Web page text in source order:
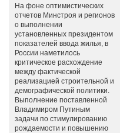
На фоне оптимистических
отчетов Минстроя и регионов
о выполнении
установленных президентом
показателей ввода жилья, в
России наметилось
критическое расхождение
между фактической
реализацией строительной и
демографической политики.
Выполнение поставленной
Владимиром Путиным
задачи по стимулированию
рождаемости и повышению